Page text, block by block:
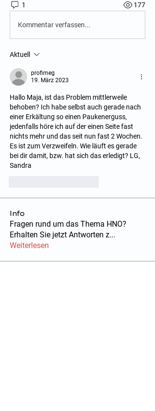
1 177
Kommentar verfassen...
Aktuell
profimeg
19. März 2023
Hallo Maja, ist das Problem mittlerweile
behoben? Ich habe selbst auch gerade nach
einer Erkältung so einen Paukenerguss,
jedenfalls höre ich auf der einen Seite fast
nichts mehr und das seit nun fast 2 Wochen.
Es ist zum Verzweifeln. Wie läuft es gerade
bei dir damit, bzw. hat sich das erledigt? LG,
Sandra
Info
Fragen rund um das Thema HNO?
Erhalten Sie jetzt Antworten z...
Weiterlesen